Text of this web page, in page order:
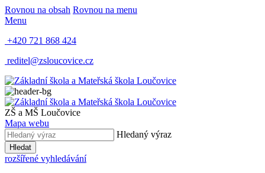
Rovnou na obsah Rovnou na menu
Menu
+420 721 868 424
reditel@zsloucovice.cz
ZŠ a MŠ Loučovice
Mapa webu
Hledaný výraz
Hledat
rozšířené vyhledávání